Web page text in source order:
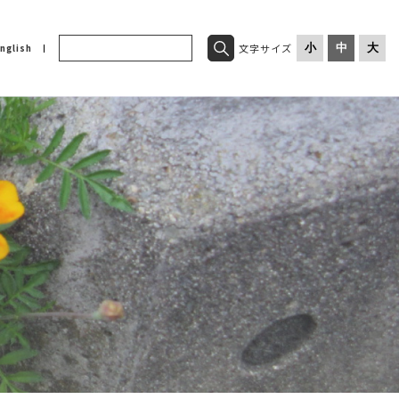
文字サイズ 小 中 大